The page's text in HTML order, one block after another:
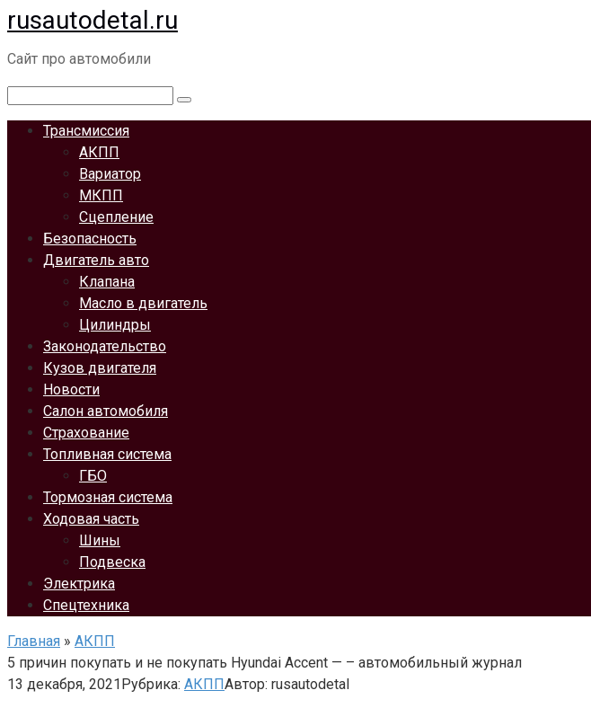
Перейти
к
контенту
rusautodetal.ru
Сайт про автомобили
Трансмиссия
АКПП
Вариатор
МКПП
Сцепление
Безопасность
Двигатель авто
Клапана
Масло в двигатель
Цилиндры
Законодательство
Кузов двигателя
Новости
Салон автомобиля
Страхование
Топливная система
ГБО
Тормозная система
Ходовая часть
Шины
Подвеска
Электрика
Спецтехника
Главная » АКПП
5 причин покупать и не покупать Hyundai Accent — – автомобильный журнал
13 декабря, 2021Рубрика: АКППАвтор: rusautodetal